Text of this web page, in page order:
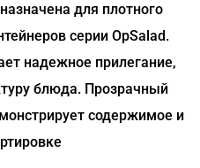
для плотного
серии OpSalad.
надежное прилегание,
блюда. Прозрачный
содержимое и